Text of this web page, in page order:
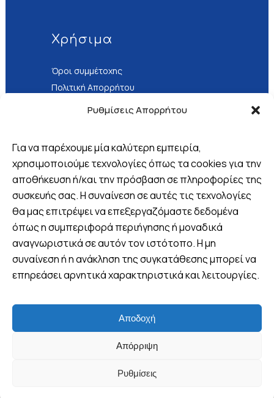
Ρυθμίσεις Απορρήτου
Για να παρέχουμε μία καλύτερη εμπειρία,
χρησιμοποιούμε τεχνολογίες όπως τα cookies για την
αποθήκευση ή/και την πρόσβαση σε πληροφορίες της
συσκευής σας. Η συναίνεση σε αυτές τις τεχνολογίες
θα μας επιτρέψει να επεξεργαζόμαστε δεδομένα
όπως η συμπεριφορά περιήγησης ή μοναδικά
αναγνωριστικά σε αυτόν τον ιστότοπο. Η μη
συναίνεση ή η ανάκληση της συγκατάθεσης μπορεί να
επηρεάσει αρνητικά χαρακτηριστικά και λειτουργίες.
Αποδοχή
Απόρριψη
Ρυθμίσεις
Χρήσιμα
Όροι συμμέτοχης
Πολιτική Απορρήτου
Τρόποι Πληρωμής
Βρείτε μας
Πλ. 25ης Μαρτίου 8, Λουτράκι,
Ελλάδα
+30 6970 047952 (Viber -
WhatsApp)
info@wandervan.gr